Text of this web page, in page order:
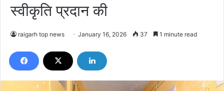
स्वीकृति प्रदान की
raigarh top news January 16, 2026 37 1 minute read